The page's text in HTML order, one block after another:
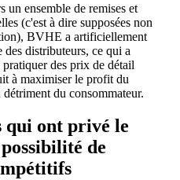
un ensemble de remises et
(c'est à dire supposées non
BVHE a artificiellement
des distributeurs, ce qui a
des prix de détail
à maximiser le profit du
du consommateur.
qui ont privé le
de